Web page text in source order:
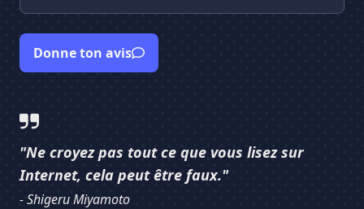
Donne ton avis
"Ne croyez pas tout ce que vous lisez sur
Internet, cela peut être faux."
- Shigeru Miyamoto